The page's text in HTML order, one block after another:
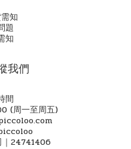
知
題
知
我們
間
(周一至周五)
｜24741406